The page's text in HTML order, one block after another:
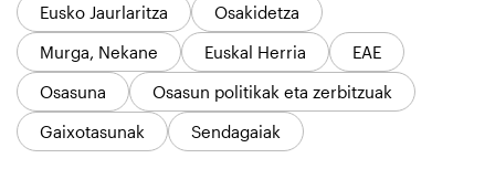
Eusko Jaurlaritza
Osakidetza
Murga, Nekane
Euskal Herria
EAE
Osasuna
Osasun politikak eta zerbitzuak
Gaixotasunak
Sendagaiak